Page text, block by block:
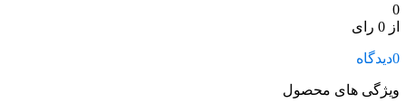
0
از 0 رای
0دیدگاه
ویژگی های محصول